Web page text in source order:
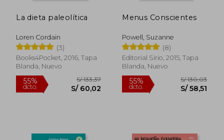
La dieta paleolítica
Loren Cordain
(3)
Books4Pocket, 2016, Tapa
Blanda, Nuevo
Menus Conscientes
Powell, Suzanne
(8)
Editorial Sirio, 2015, Tapa
Blanda, Nuevo